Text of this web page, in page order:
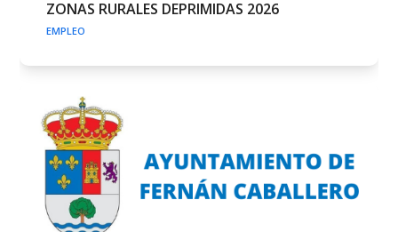
ZONAS RURALES DEPRIMIDAS 2026
EMPLEO